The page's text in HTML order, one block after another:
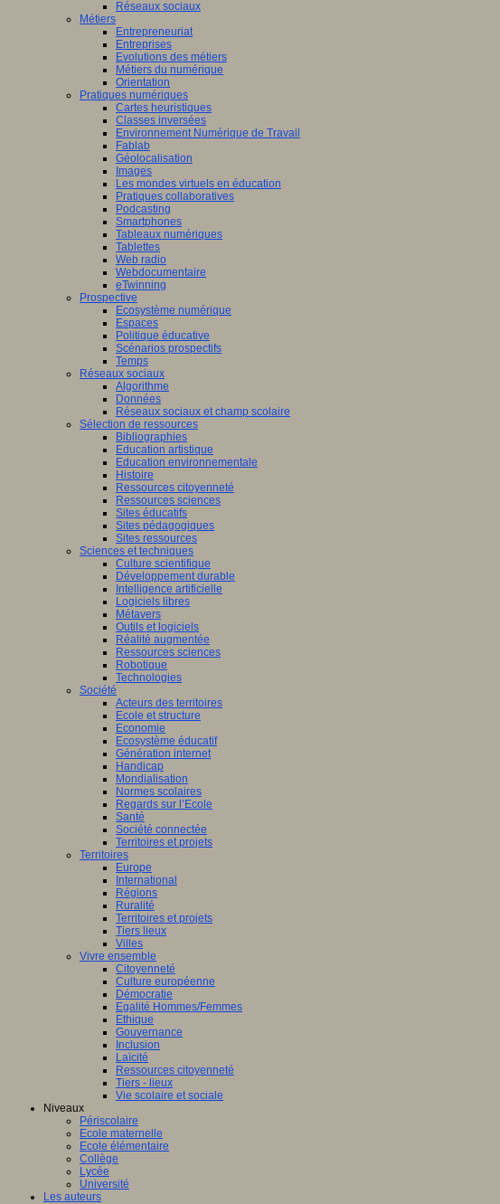
Réseaux sociaux
Métiers
Entrepreneuriat
Entreprises
Evolutions des métiers
Métiers du numérique
Orientation
Pratiques numériques
Cartes heuristiques
Classes inversées
Environnement Numérique de Travail
Fablab
Géolocalisation
Images
Les mondes virtuels en éducation
Pratiques collaboratives
Podcasting
Smartphones
Tableaux numériques
Tablettes
Web radio
Webdocumentaire
eTwinning
Prospective
Ecosystème numérique
Espaces
Politique éducative
Scénarios prospectifs
Temps
Réseaux sociaux
Algorithme
Données
Réseaux sociaux et champ scolaire
Sélection de ressources
Bibliographies
Education artistique
Education environnementale
Histoire
Ressources citoyenneté
Ressources sciences
Sites éducatifs
Sites pédagogiques
Sites ressources
Sciences et techniques
Culture scientifique
Développement durable
Intelligence artificielle
Logiciels libres
Métavers
Outils et logiciels
Réalité augmentée
Ressources sciences
Robotique
Technologies
Société
Acteurs des territoires
Ecole et structure
Economie
Ecosystème éducatif
Génération internet
Handicap
Mondialisation
Normes scolaires
Regards sur l’Ecole
Santé
Société connectée
Territoires et projets
Territoires
Europe
International
Régions
Ruralité
Territoires et projets
Tiers lieux
Villes
Vivre ensemble
Citoyenneté
Culture européenne
Démocratie
Egalité Hommes/Femmes
Ethique
Gouvernance
Inclusion
Laïcité
Ressources citoyenneté
Tiers - lieux
Vie scolaire et sociale
Niveaux
Périscolaire
Ecole maternelle
Ecole élémentaire
Collège
Lycée
Université
Les auteurs